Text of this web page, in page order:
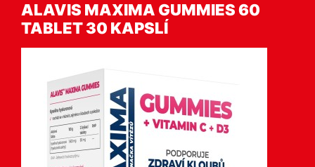
ALAVIS MAXIMA GUMMIES 60
TABLET 30 KAPSLÍ